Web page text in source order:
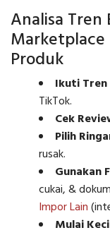
Analisa Tren
Marketplace
Produk
Ikuti Tren
TikTok.
Cek
Pilih
rusak.
Gunakan
cukai, &
Impor Lain
Mulai